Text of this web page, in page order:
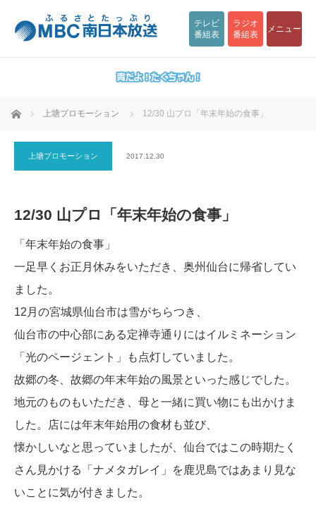
テレビ
番組表
ラジオ
番組表
メニュー
ホーム 上塘プロモーション 12/30 山プロ「年末年始の食事」
上塘プロモーション 2017.12.30
12/30 山プロ「年末年始の食事」
「年末年始の食事」
一足早くお正月休みをいただき、奥州仙台に帰省してい
ました。
12月の宮城県仙台市は雪がちらつき、
仙台市の中心部にある定禅寺通りにはイルミネーション
「光のページェント」も点灯していました。
故郷の冬、故郷の年末年始の風景といった感じでした。
地元のものもいただき、母と一緒に買い物にも出かけま
した。店には年末年始用の食材も並び、
懐かしいなと思っていましたが、仙台ではこの時期たく
さん見かける「ナメタガレイ」を鹿児島ではあまり見な
いことに気が付きました。